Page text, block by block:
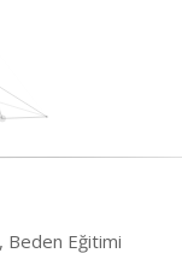
Beden Eğitimi